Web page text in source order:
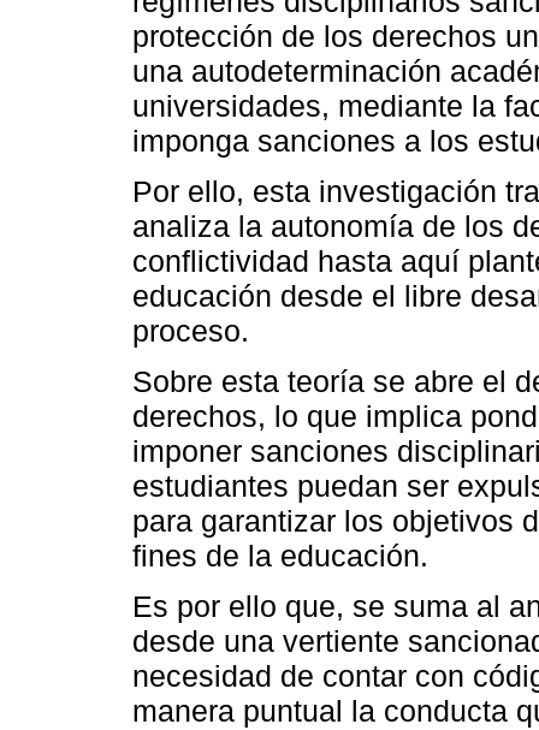
protección de los derechos
una autodeterminación
universidades, mediante la
imponga sanciones a los
Por ello, esta investigación
analiza la autonomía de los
conflictividad hasta aquí
educación desde el libre
proceso.
Sobre esta teoría se abre el
derechos, lo que implica
imponer sanciones
estudiantes puedan ser
para garantizar los objetivos
fines de la educación.
Es por ello que, se suma al
desde una vertiente
necesidad de contar con
manera puntual la conducta